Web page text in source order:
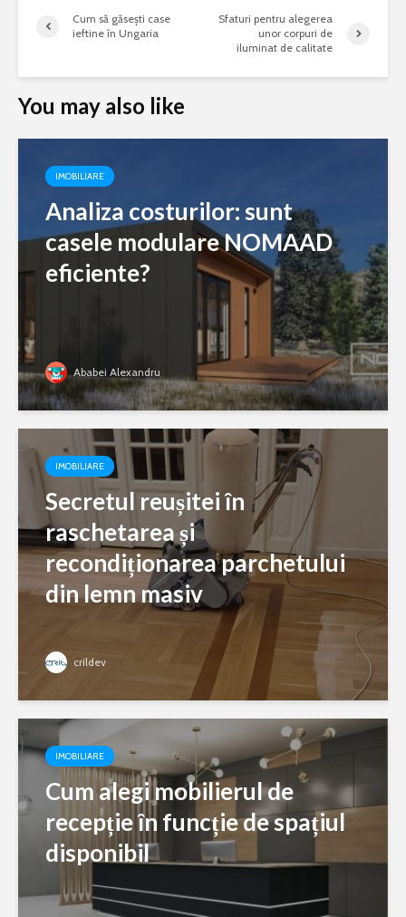
Cum să găsești case
ieftine în Ungaria
Sfaturi pentru alegerea
unor corpuri de
iluminat de calitate
You may also like
IMOBILIARE
Analiza costurilor: sunt
casele modulare NOMAAD
eficiente?
Ababei Alexandru
IMOBILIARE
Secretul reușitei în
raschetarea și
recondiționarea parchetului
din lemn masiv
crildev
IMOBILIARE
Cum alegi mobilierul de
recepție în funcție de spațiul
disponibil